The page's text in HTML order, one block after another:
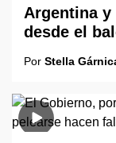
Argentina
desde el
Por Stella